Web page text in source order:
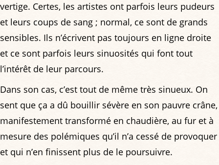
vertige. Certes, les artistes ont parfois leurs pudeurs
et leurs coups de sang ; normal, ce sont de grands
sensibles. Ils n’écrivent pas toujours en ligne droite
et ce sont parfois leurs sinuosités qui font tout
l’intérêt de leur parcours.
Dans son cas, c’est tout de même très sinueux. On
sent que ça a dû bouillir sévère en son pauvre crâne,
manifestement transformé en chaudière, au fur et à
mesure des polémiques qu’il n’a cessé de provoquer
et qui n’en finissent plus de le poursuivre.